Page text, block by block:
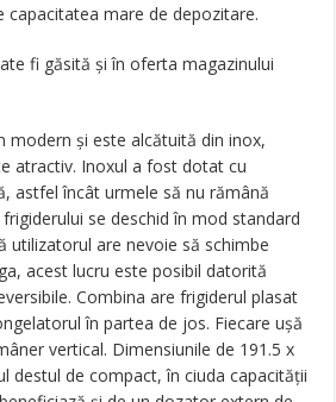
capacitatea mare de depozitare.
fi găsită și în oferta magazinului
modern și este alcătuită din inox,
atractiv. Inoxul a fost dotat cu
astfel încât urmele să nu rămână
se deschid în mod standard
utilizatorul are nevoie să schimbe
acest lucru este posibil datorită
Combina are frigiderul plasat
în partea de jos. Fiecare ușă
vertical. Dimensiunile de 191.5 x
destul de compact, în ciuda capacității